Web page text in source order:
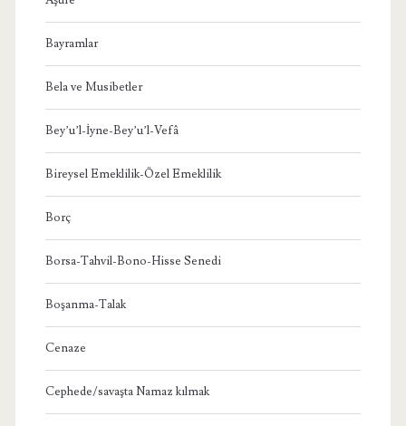
Bayramlar
Bela ve Musibetler
Bey’u’l-İyne-Bey’u’l-Vefâ
Bireysel Emeklilik-Özel Emeklilik
Borç
Borsa-Tahvil-Bono-Hisse Senedi
Boşanma-Talak
Cenaze
Cephede/savaşta Namaz kılmak